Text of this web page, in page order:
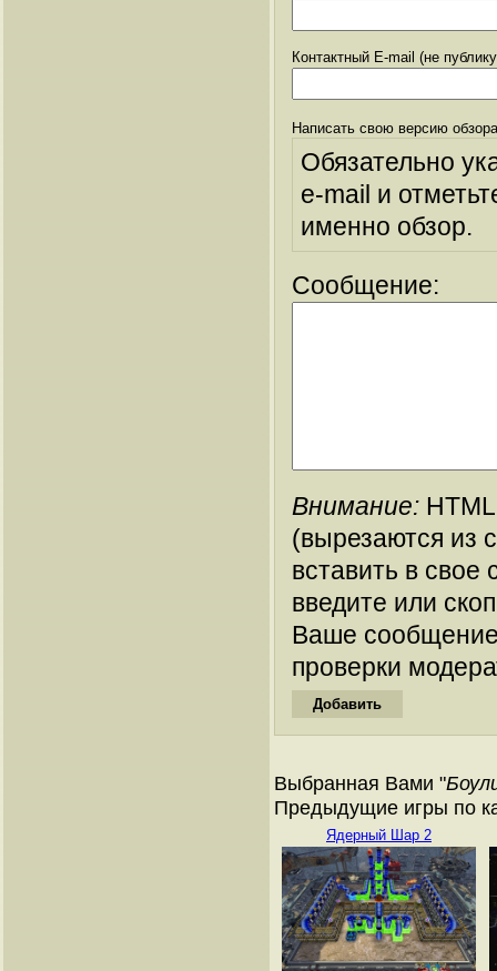
Контактный E-mail (не
Написать свою версию
Обязательно
e-mail и
именно обзор.
Сообщение:
Внимание:
(вырезаются из
вставить в
введите или
Ваше
проверки
Выбранная Вами "
Предыдущие игры по
Ядерный Шар 2